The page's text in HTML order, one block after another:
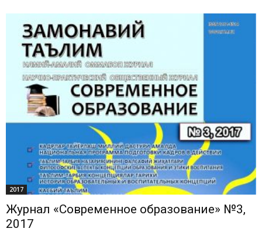
2017
Журнал «Современное образование» №3,
2017